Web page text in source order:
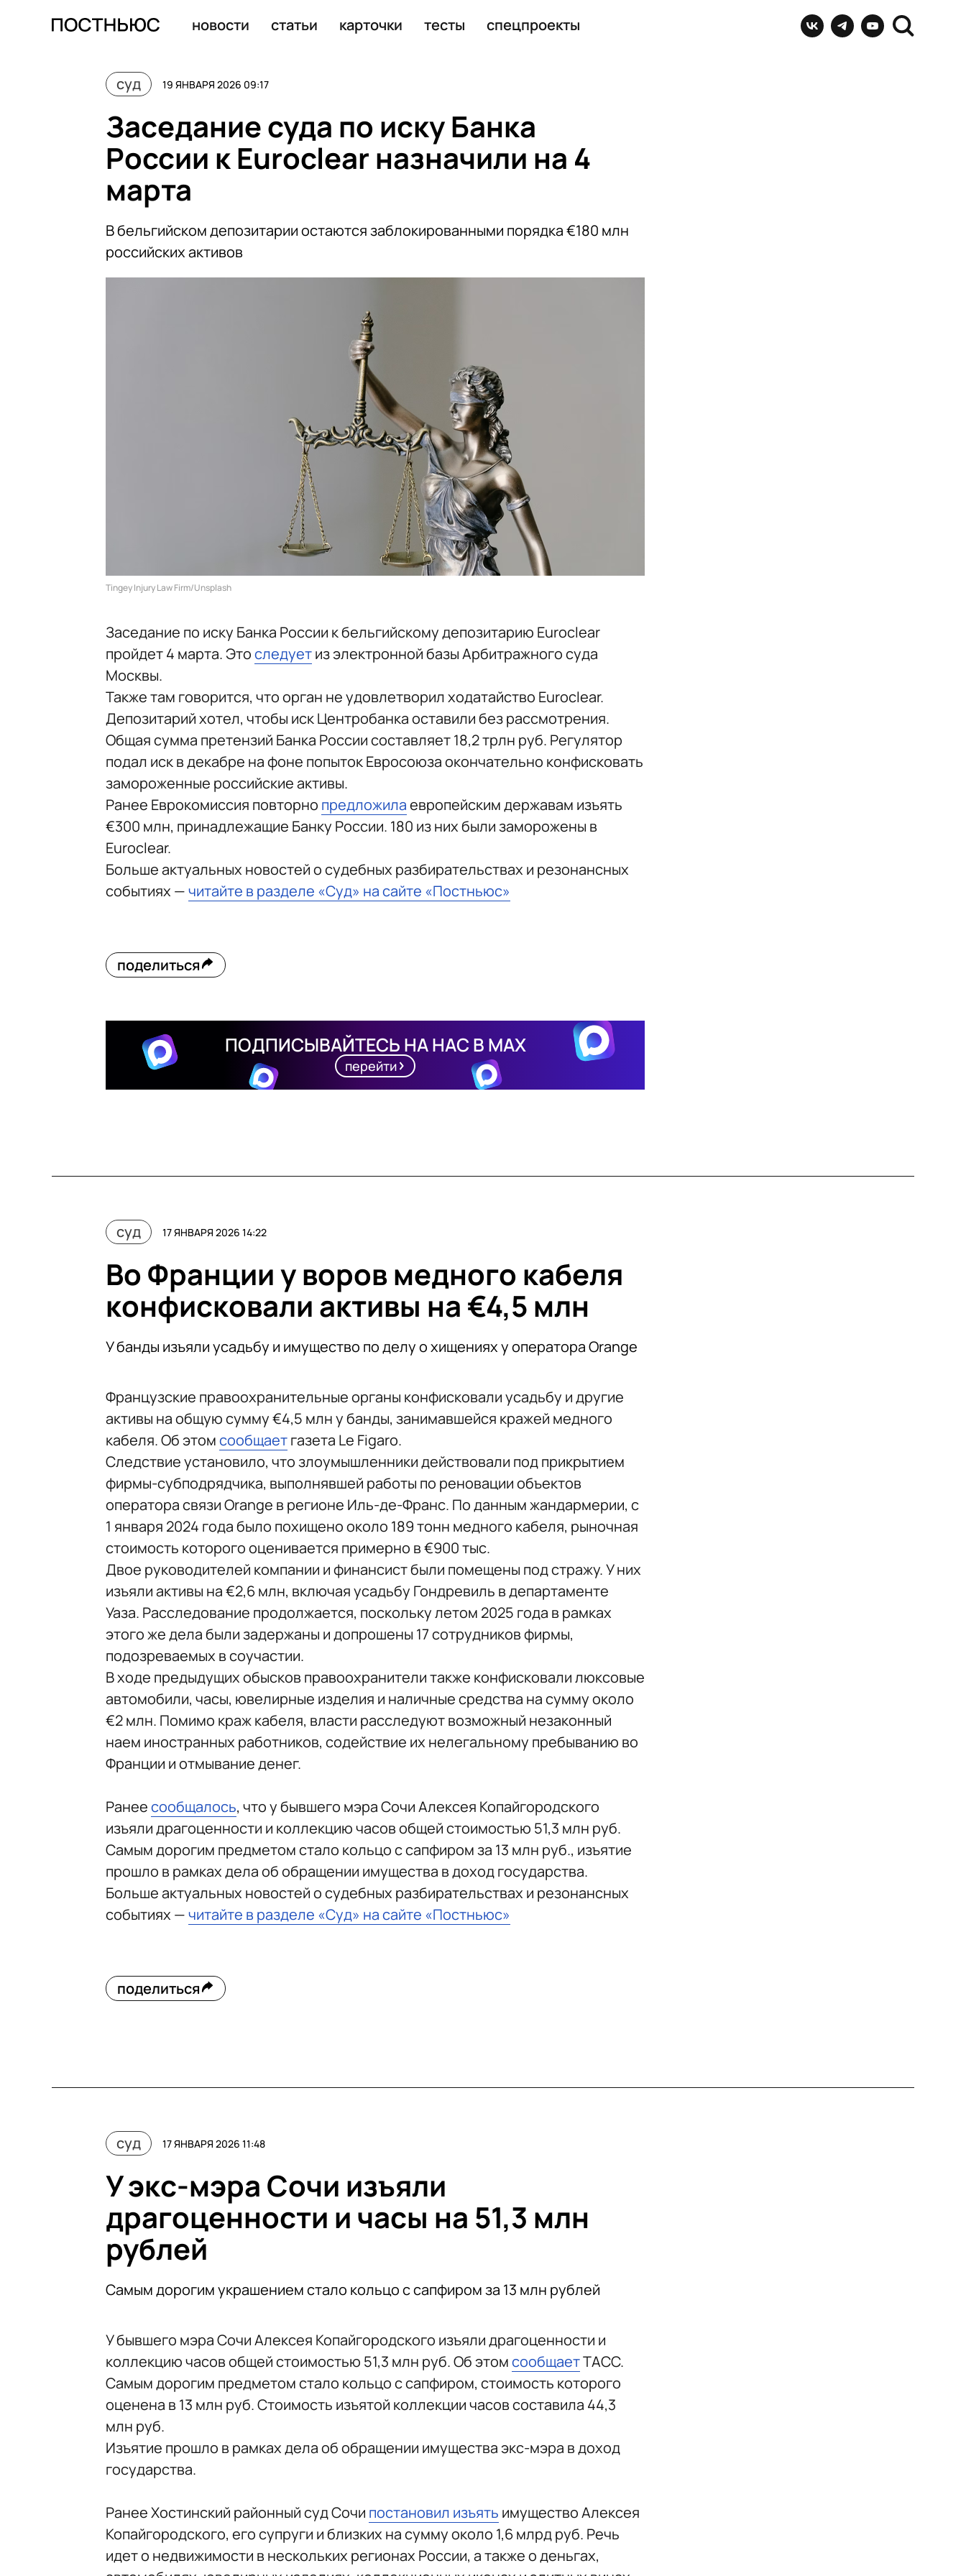
новости статьи карточки тесты спецпроекты
суд 19 ЯНВАРЯ 2026 09:17
Заседание суда по иску Банка
России к Euroclear назначили на 4
марта
В бельгийском депозитарии остаются заблокированными порядка €180 млн
российских активов
Tingey Injury Law Firm/Unsplash
Заседание по иску Банка России к бельгийскому депозитарию Euroclear
пройдет 4 марта. Этоследуетиз электронной базы Арбитражного суда
Москвы.
Также там говорится, что орган не удовлетворил ходатайство Euroclear.
Депозитарий хотел, чтобы иск Центробанка оставили без рассмотрения.
Общая сумма претензий Банка России составляет 18,2 трлн руб. Регулятор
подал иск в декабре на фоне попыток Евросоюза окончательно конфисковать
замороженные российские активы.
Ранее Еврокомиссия повторно предложилаевропейским державам изъять
€300 млн, принадлежащие Банку России. 180 из них были заморожены в
Euroclear.
Больше актуальных новостей о судебных разбирательствах и резонансных
событиях —читайте в разделе «Суд» на сайте «Постньюс»
поделиться
ПОДПИСЫВАЙТЕСЬ НА НАС В MAX
перейти
суд 17 ЯНВАРЯ 2026 14:22
Во Франции у воров медного кабеля
конфисковали активы на €4,5 млн
У банды изъяли усадьбу и имущество по делу о хищениях у оператора Orange
Французские правоохранительные органы конфисковали усадьбу и другие
активы на общую сумму €4,5 млн у банды, занимавшейся кражей медного
кабеля. Об этомсообщаетгазета Le Figaro.
Следствие установило, что злоумышленники действовали под прикрытием
фирмы-субподрядчика, выполнявшей работы по реновации объектов
оператора связи Orange в регионе Иль-де-Франс. По данным жандармерии, с
1 января 2024 года было похищено около 189 тонн медного кабеля, рыночная
стоимость которого оценивается примерно в €900 тыс.
Двое руководителей компании и финансист были помещены под стражу. У них
изъяли активы на €2,6 млн, включая усадьбу Гондревиль в департаменте
Уаза. Расследование продолжается, поскольку летом 2025 года в рамках
этого же дела были задержаны и допрошены 17 сотрудников фирмы,
подозреваемых в соучастии.
В ходе предыдущих обысков правоохранители также конфисковали люксовые
автомобили, часы, ювелирные изделия и наличные средства на сумму около
€2 млн. Помимо краж кабеля, власти расследуют возможный незаконный
наем иностранных работников, содействие их нелегальному пребыванию во
Франции и отмывание денег.
Ранеесообщалось, что у бывшего мэра Сочи Алексея Копайгородского
изъяли драгоценности и коллекцию часов общей стоимостью 51,3 млн руб.
Самым дорогим предметом стало кольцо с сапфиром за 13 млн руб., изъятие
прошло в рамках дела об обращении имущества в доход государства.
Больше актуальных новостей о судебных разбирательствах и резонансных
событиях —читайте в разделе «Суд» на сайте «Постньюс»
поделиться
суд 17 ЯНВАРЯ 2026 11:48
У экс-мэра Сочи изъяли
драгоценности и часы на 51,3 млн
рублей
Самым дорогим украшением стало кольцо с сапфиром за 13 млн рублей
У бывшего мэра Сочи Алексея Копайгородского изъяли драгоценности и
коллекцию часов общей стоимостью 51,3 млн руб. Об этомсообщаетТАСС.
Самым дорогим предметом стало кольцо с сапфиром, стоимость которого
оценена в 13 млн руб. Стоимость изъятой коллекции часов составила 44,3
млн руб.
Изъятие прошло в рамках дела об обращении имущества экс-мэра в доход
государства.
Ранее Хостинский районный суд Сочи постановил изъять имущество Алексея
Копайгородского, его супруги и близких на сумму около 1,6 млрд руб. Речь
идет о недвижимости в нескольких регионах России, а также о деньгах,